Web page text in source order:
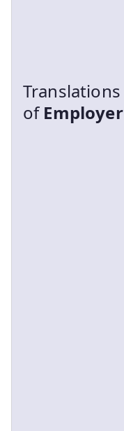
Translations
of Employer